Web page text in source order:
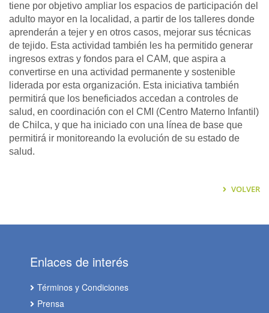
tiene por objetivo ampliar los espacios de participación del
adulto mayor en la localidad, a partir de los talleres donde
aprenderán a tejer y en otros casos, mejorar sus técnicas
de tejido. Esta actividad también les ha permitido generar
ingresos extras y fondos para el CAM, que aspira a
convertirse en una actividad permanente y sostenible
liderada por esta organización. Esta iniciativa también
permitirá que los beneficiados accedan a controles de
salud, en coordinación con el CMI (Centro Materno Infantil)
de Chilca, y que ha iniciado con una línea de base que
permitirá ir monitoreando la evolución de su estado de
salud.
VOLVER
Enlaces de interés
Términos y Condiciones
Prensa